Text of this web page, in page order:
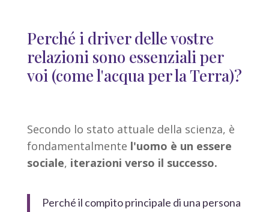
Perché i driver delle vostre
relazioni sono essenziali per
voi (come l'acqua per la Terra)?
Secondo lo stato attuale della scienza, è
fondamentalmente l'uomo è un essere
sociale, iterazioni verso il successo.
Perché il compito principale di una persona